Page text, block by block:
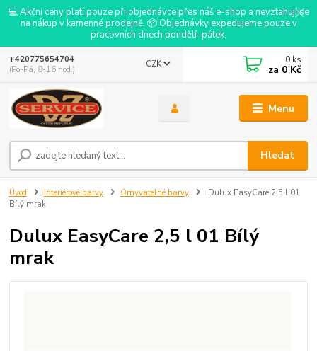
💻 Akční ceny platí pouze při objednávce přes náš e-shop a nevztahují se
na nákup v kamenné prodejně. 📦 Objednávky expedujeme pouze v
pracovních dnech pondělí–pátek.
Menu
CZK
Hledat
+420775654704
(Po-Pá, 8-16 hod.)
0 ks
za 0 Kč
Úvod Interiérové barvy Omyvatelné barvy
Dulux EasyCare 2,5 l 01
Bílý mrak
Dulux EasyCare 2,5 l 01 Bílý
mrak